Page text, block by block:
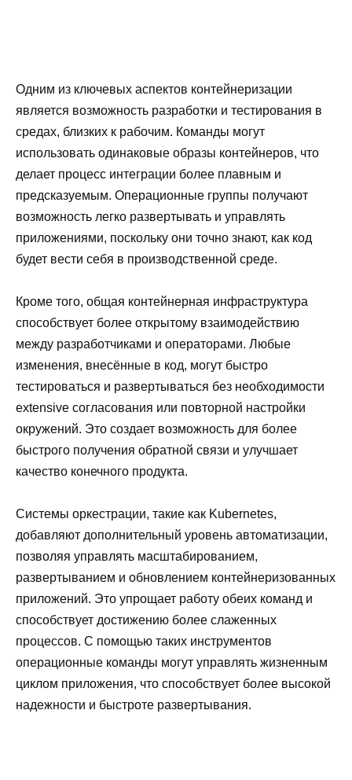
Одним из ключевых аспектов контейнеризации
является возможность разработки и тестирования в
средах, близких к рабочим. Команды могут
использовать одинаковые образы контейнеров, что
делает процесс интеграции более плавным и
предсказуемым. Операционные группы получают
возможность легко развертывать и управлять
приложениями, поскольку они точно знают, как код
будет вести себя в производственной среде.
Кроме того, общая контейнерная инфраструктура
способствует более открытому взаимодействию
между разработчиками и операторами. Любые
изменения, внесённые в код, могут быстро
тестироваться и развертываться без необходимости
extensive согласования или повторной настройки
окружений. Это создает возможность для более
быстрого получения обратной связи и улучшает
качество конечного продукта.
Системы оркестрации, такие как Kubernetes,
добавляют дополнительный уровень автоматизации,
позволяя управлять масштабированием,
развертыванием и обновлением контейнеризованных
приложений. Это упрощает работу обеих команд и
способствует достижению более слаженных
процессов. С помощью таких инструментов
операционные команды могут управлять жизненным
циклом приложения, что способствует более высокой
надежности и быстроте развертывания.